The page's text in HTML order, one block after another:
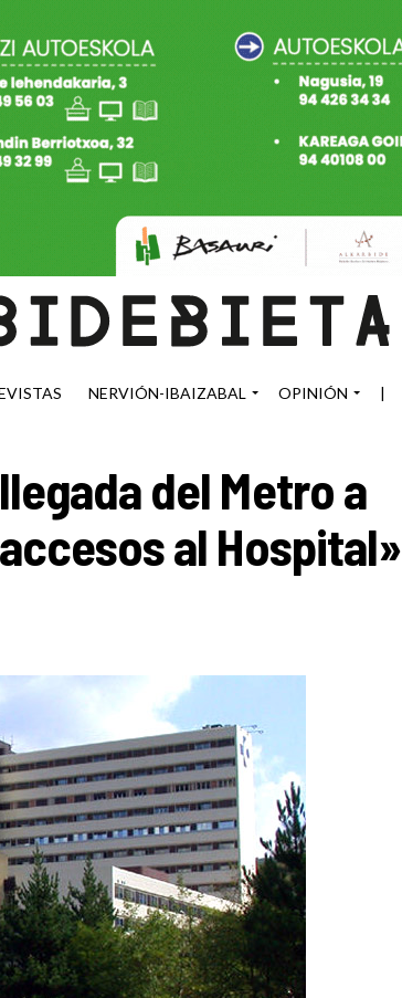
NERVIÓN-IBAIZABAL OPINIÓN |
del Metro a
al Hospital»